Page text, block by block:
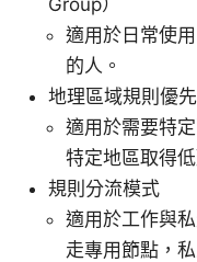
適用於日常使
的人。
地理區域規則優先
適用於需要特
特定地區取得
規則分流模式
適用於工作與
走專用節點，